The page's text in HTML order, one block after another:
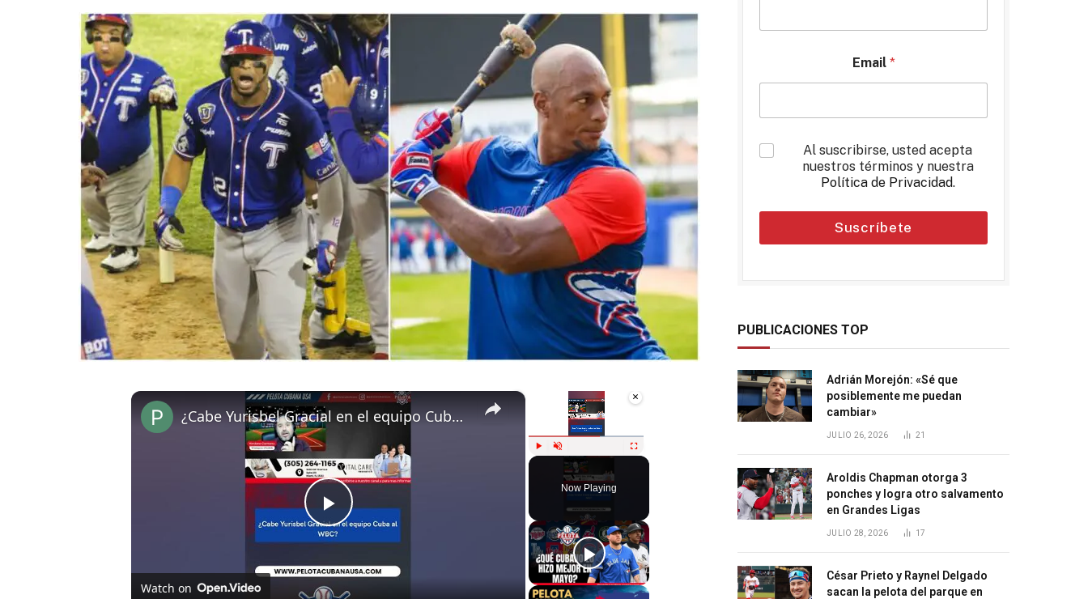
×
Unmute Fullscreen
Now Playing
×
Play
Video
¿Cabe Yurisbel Gracial en el equipo Cuba al WBC?
Watch on
Email *
*
Al suscribirse, usted acepta
nuestros términos y nuestra
Política de Privacidad.
Suscríbete
PUBLICACIONES TOP
Adrián Morejón: «Sé que
posiblemente me puedan
cambiar»
JULIO 26, 2026 21
Aroldis Chapman otorga 3
ponches y logra otro salvamento
en Grandes Ligas
JULIO 28, 2026 17
César Prieto y Raynel Delgado
sacan la pelota del parque en